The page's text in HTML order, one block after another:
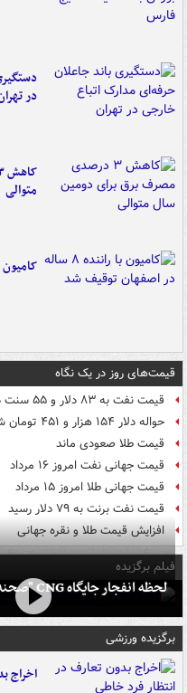
در
متوالی
کامیون با راننده ۸
قیمت‌های روز در یک نگاه
قیمت نفت به ۸۳ دلار و ۵۵ سنت در هر بشکه رسید
حواله دلار ۱۵۴ هزار و ۴۵۱ تومان شد
قیمت طلا صعودی ماند
قیمت جهانی نفت امروز ۱۶ مرداد
قیمت جهانی طلا امروز ۱۵ مرداد
قیمت نفت برنت به ۷۹ دلار رسید
افزایش قیمت طلا و نقره جهانی
فیلم برگزیده
لحظه انفجار جایگاه CNG "صحنه" در دوربین مداربسته
برگزیده ورزشی
اخراج